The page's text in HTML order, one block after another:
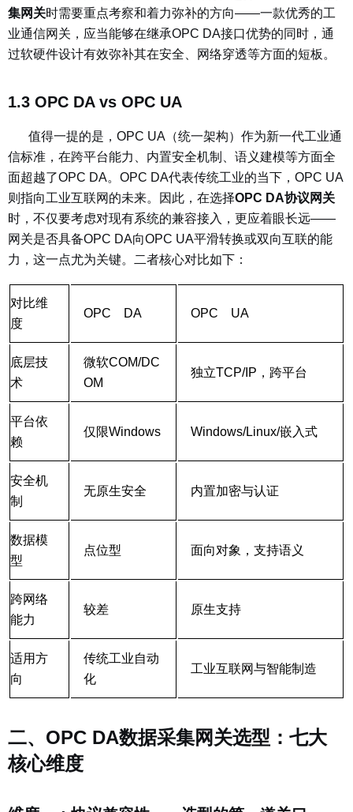
集网关时需要重点考察和着力弥补的方向——一款优秀的工
业通信网关，应当能够在继承OPC DA接口优势的同时，通
过软硬件设计有效弥补其在安全、网络穿透等方面的短板。
1.3 OPC DA vs OPC UA
值得一提的是，OPC UA（统一架构）作为新一代工业通
信标准，在跨平台能力、内置安全机制、语义建模等方面全
面超越了OPC DA。OPC DA代表传统工业的当下，OPC UA
则指向工业互联网的未来。因此，在选择OPC DA协议网关
时，不仅要考虑对现有系统的兼容接入，更应着眼长远——
网关是否具备OPC DA向OPC UA平滑转换或双向互联的能
力，这一点尤为关键。二者核心对比如下：
对比维
度
OPC DA OPC UA
底层技
术
微软COM/DC
OM
独立TCP/IP，跨平台
平台依
赖
仅限Windows Windows/Linux/嵌入式
安全机
制
无原生安全 内置加密与认证
数据模
型
点位型 面向对象，支持语义
跨网络
能力
较差 原生支持
适用方
向
传统工业自动
化
工业互联网与智能制造
二、OPC DA数据采集网关选型：七大
核心维度